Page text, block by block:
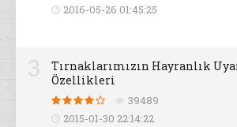
2016-05-26 01:45:25
Tırnaklarımızın Hayranlık
Özellikleri
39489
2015-01-30 22:14:22